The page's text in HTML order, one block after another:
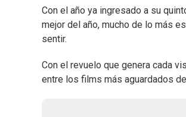
Con el año ya ingresado a su
mejor del año, mucho de lo más
sentir.
Con el revuelo que genera cada
entre los films más aguardados